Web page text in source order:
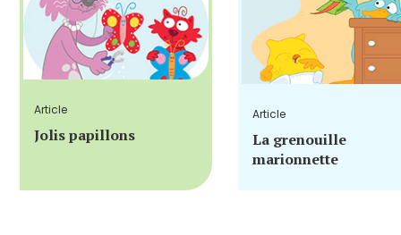
Article
Jolis papillons
Article
La grenouille
marionnette